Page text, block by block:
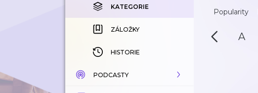
KATEGORIE
ZÁLOŽKY
HISTORIE
PODCASTY
Popularity
A